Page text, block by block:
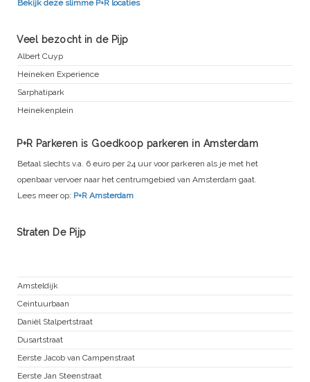
Bekijk deze slimme P+R locaties
Veel bezocht in de Pijp
Albert Cuyp
Heineken Experience
Sarphatipark
Heinekenplein
P+R Parkeren is Goedkoop parkeren in Amsterdam
Betaal slechts v.a. 6 euro per 24 uur voor parkeren als je met het
openbaar vervoer naar het centrumgebied van Amsterdam gaat.
Lees meer op: P+R Amsterdam
Straten De Pijp
Amsteldijk
Ceintuurbaan
Daniël Stalpertstraat
Dusartstraat
Eerste Jacob van Campenstraat
Eerste Jan Steenstraat